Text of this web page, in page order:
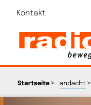
Kontakt
Startseite> andacht>